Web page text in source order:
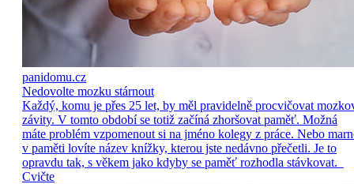
panidomu.cz
Nedovolte mozku stárnout
Každý, komu je přes 25 let, by měl pravidelně procvičovat
závity. V tomto období se totiž začíná zhoršovat paměť. Možná
máte problém vzpomenout si na jméno kolegy z práce. Nebo
v paměti lovíte název knížky, kterou jste nedávno přečetli. Je to
opravdu tak, s věkem jako kdyby se paměť rozhodla stávkovat.
Cvičte